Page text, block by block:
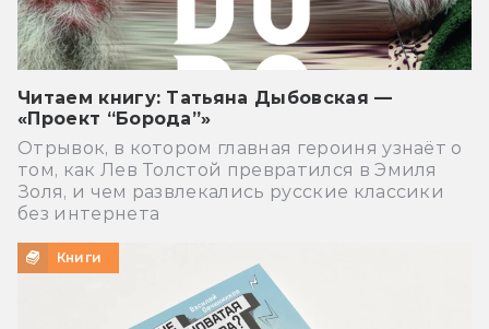
Читаем книгу: Татьяна Дыбовская —
«Проект “Борода”»
Отрывок, в котором главная героиня узнаёт о
том, как Лев Толстой превратился в Эмиля
Золя, и чем развлекались русские классики
без интернета
Книги